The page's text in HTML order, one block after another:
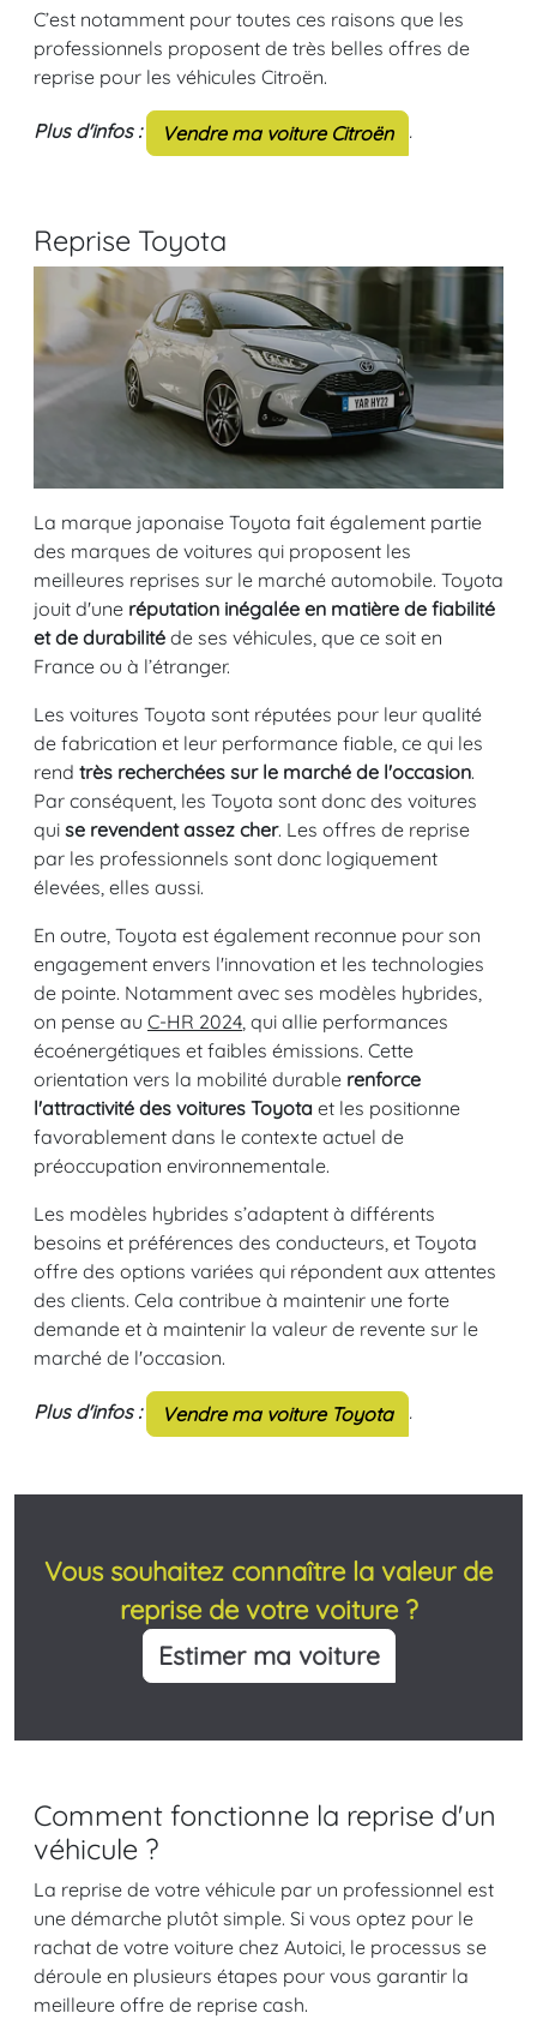
C’est notamment pour toutes ces raisons que les
professionnels proposent de très belles offres de
reprise pour les véhicules Citroën.
Plus d'infos : Vendre ma voiture Citroën .
Reprise Toyota
La marque japonaise Toyota fait également partie
des marques de voitures qui proposent les
meilleures reprises sur le marché automobile. Toyota
jouit d'une réputation inégalée en matière de fiabilité
et de durabilité de ses véhicules, que ce soit en
France ou à l’étranger.
Les voitures Toyota sont réputées pour leur qualité
de fabrication et leur performance fiable, ce qui les
rend très recherchées sur le marché de l'occasion.
Par conséquent, les Toyota sont donc des voitures
qui se revendent assez cher. Les offres de reprise
par les professionnels sont donc logiquement
élevées, elles aussi.
En outre, Toyota est également reconnue pour son
engagement envers l'innovation et les technologies
de pointe. Notamment avec ses modèles hybrides,
on pense au C-HR 2024 , qui allie performances
écoénergétiques et faibles émissions. Cette
orientation vers la mobilité durable renforce
l'attractivité des voitures Toyota et les positionne
favorablement dans le contexte actuel de
préoccupation environnementale.
Les modèles hybrides s’adaptent à différents
besoins et préférences des conducteurs, et Toyota
offre des options variées qui répondent aux attentes
des clients. Cela contribue à maintenir une forte
demande et à maintenir la valeur de revente sur le
marché de l'occasion.
Plus d'infos : Vendre ma voiture Toyota .
Vous souhaitez connaître la valeur de
reprise de votre voiture ?
Estimer ma voiture
Comment fonctionne la reprise d'un
véhicule ?
La reprise de votre véhicule par un professionnel est
une démarche plutôt simple. Si vous optez pour le
rachat de votre voiture chez Autoici, le processus se
déroule en plusieurs étapes pour vous garantir la
meilleure offre de reprise cash.